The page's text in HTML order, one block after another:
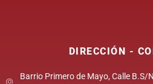
DIRECCIÓN -
Barrio Primero de Mayo, Calle B.S/